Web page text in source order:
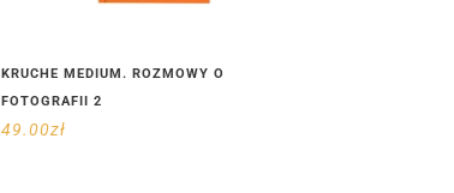
KRUCHE MEDIUM. ROZMOWY O
FOTOGRAFII 2
49.00zł